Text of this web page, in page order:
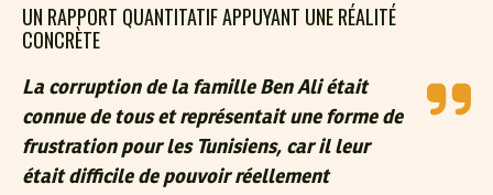
UN RAPPORT QUANTITATIF APPUYANT UNE RÉALITÉ
CONCRÈTE
La corruption de la famille Ben Ali était
connue de tous et représentait une forme de
frustration pour les Tunisiens, car il leur
était difficile de pouvoir réellement